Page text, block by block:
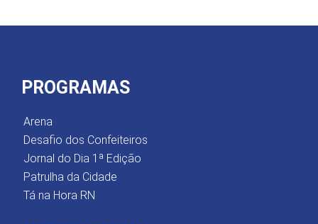
PROGRAMAS
Arena
Desafio dos Confeiteiros
Jornal do Dia 1ª Edição
Patrulha da Cidade
Tá na Hora RN